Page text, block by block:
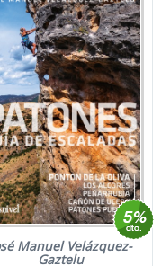
Manuel Velázquez-
Gaztelu